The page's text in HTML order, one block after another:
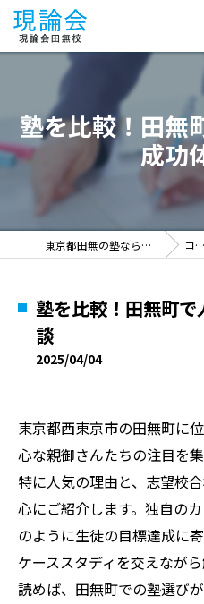
塾を比較！田無
成功
東京都田無の塾なら現論会田無校 コラム
塾を比較！田無町
談
2025/04/04
東京都西東京市の田無町に
心な親御さんたちの注目を
特に人気の理由と、志望校
心にご紹介します。独自の
のように生徒の目標達成に
ケーススタディを交えなが
読めば、田無町での塾選び